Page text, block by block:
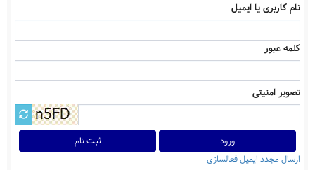
نام کاربری یا ایمیل
کلمه عبور
تصویر امنیتی
ثبت نام
ارسال مجدد ایمیل فعالسازی